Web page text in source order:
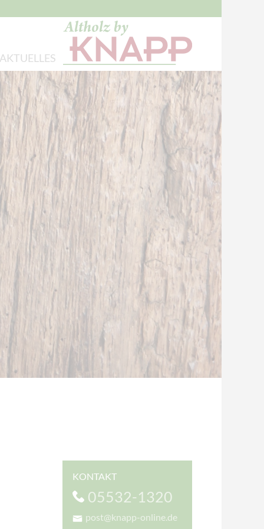
AKTUELLES
KONTAKT
05532-1320
post@knapp-online.de